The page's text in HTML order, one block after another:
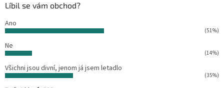
Líbil se vám obchod?
Ano
(51%)
Ne
(14%)
Všichni jsou divní, jenom já jsem letadlo
(35%)